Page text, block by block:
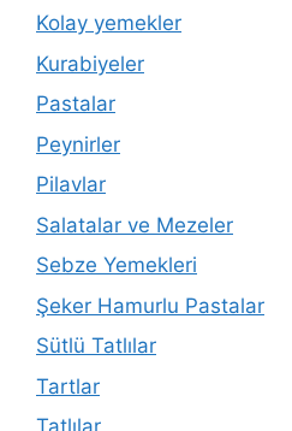
Kolay yemekler
Kurabiyeler
Pastalar
Peynirler
Pilavlar
Salatalar ve Mezeler
Sebze Yemekleri
Şeker Hamurlu Pastalar
Sütlü Tatlılar
Tartlar